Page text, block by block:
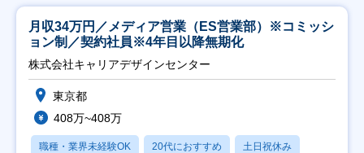
月収34万円／メディア営業（ES営業部）※コミッシ
ョン制／契約社員※4年目以降無期化
株式会社キャリアデザインセンター
東京都
408万~408万
職種・業界未経験OK 20代におすすめ 土日祝休み